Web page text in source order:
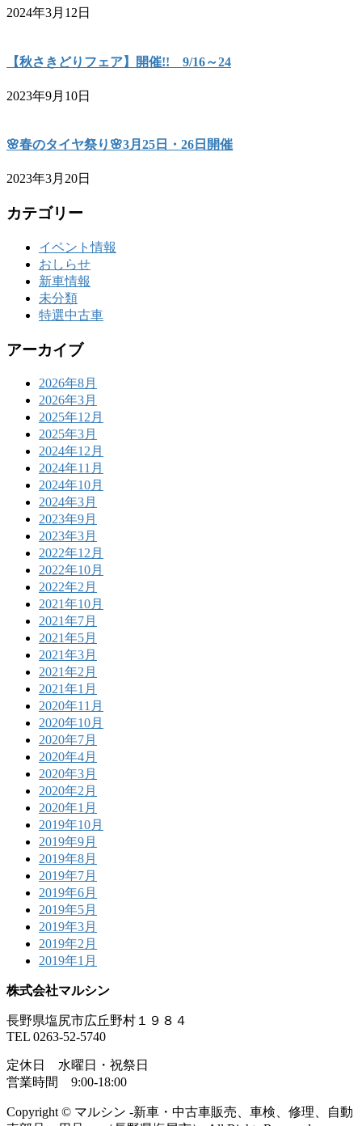
2024年3月12日
【秋さきどりフェア】開催!! 9/16～24
2023年9月10日
🌸春のタイヤ祭り🌸3月25日・26日開催
2023年3月20日
カテゴリー
イベント情報
おしらせ
新車情報
未分類
特選中古車
アーカイブ
2026年8月
2026年3月
2025年12月
2025年3月
2024年12月
2024年11月
2024年10月
2024年3月
2023年9月
2023年3月
2022年12月
2022年10月
2022年2月
2021年10月
2021年7月
2021年5月
2021年3月
2021年2月
2021年1月
2020年11月
2020年10月
2020年7月
2020年4月
2020年3月
2020年2月
2020年1月
2019年10月
2019年9月
2019年8月
2019年7月
2019年6月
2019年5月
2019年3月
2019年2月
2019年1月
株式会社マルシン
長野県塩尻市広丘野村１９８４
TEL 0263-52-5740
定休日 水曜日・祝祭日
営業時間 9:00-18:00
Copyright © マルシン -新車・中古車販売、車検、修理、自動